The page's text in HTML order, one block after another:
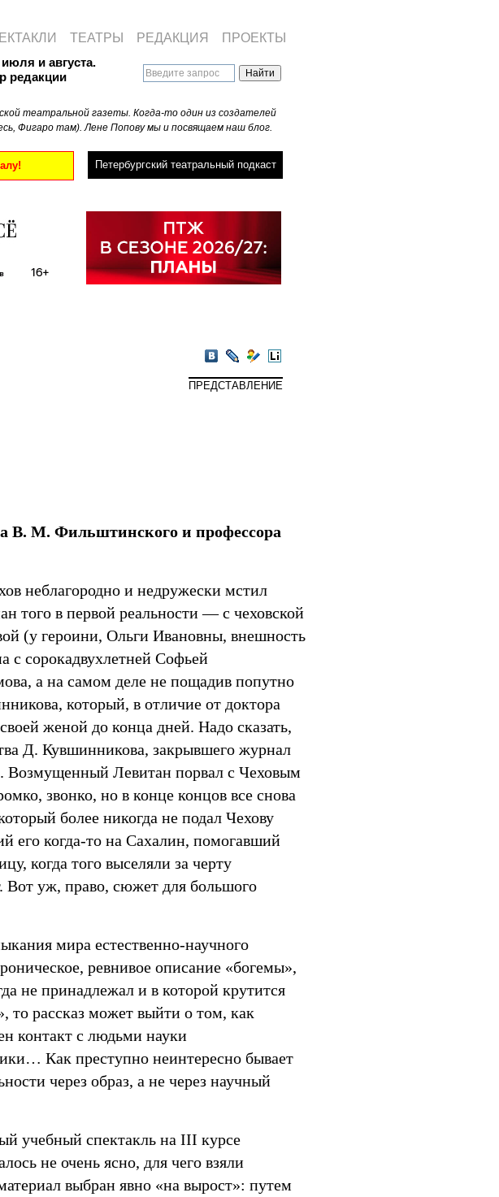
театральной газеты. Когда-то один из создателей
Фигаро там). Лене Попову мы и посвящаем наш блог.
и августа.
редакции
Петербургский театральный подкаст
ТЕАТРЫ РЕДАКЦИЯ ПРОЕКТЫ
VKontakte
LiveJournal
Мой
LiveInternet
ПРЕДСТАВЛЕНИЕ
В. М. Фильштинского и профессора
неблагородно и недружески мстил
того в первой реальности — с чеховской
(у героини, Ольги Ивановны, внешность
с сорокадвухлетней Софьей
а на самом деле не пощадив попутно
который, в отличие от доктора
женой до конца дней. Надо сказать,
Д. Кувшинникова, закрывшего журнал
Возмущенный Левитан порвал с Чеховым
звонко, но в конце концов все снова
более никогда не подал Чехову
его когда-то на Сахалин, помогавший
когда того выселяли за черту
Вот уж, право, сюжет для большого
мира естественно-научного
ревнивое описание «богемы»,
не принадлежал и в которой крутится
то рассказ может выйти о том, как
контакт с людьми науки
Как преступно неинтересно бывает
через образ, а не через научный
учебный спектакль на III курсе
не очень ясно, для чего взяли
выбран явно «на вырост»: путем